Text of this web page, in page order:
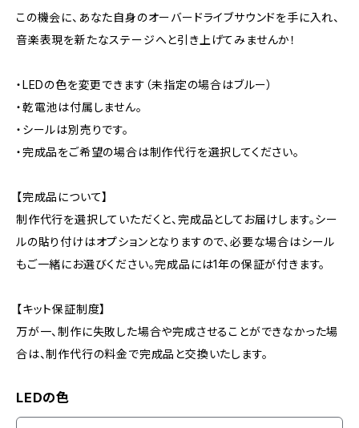
この機会に、あなた自身のオーバードライブサウンドを手に入れ、
音楽表現を新たなステージへと引き上げてみませんか！
・LEDの色を変更できます（未指定の場合はブルー）
・乾電池は付属しません。
・シールは別売りです。
・完成品をご希望の場合は制作代行を選択してください。
【完成品について】
制作代行を選択していただくと、完成品としてお届けします。シー
ルの貼り付けはオプションとなりますので、必要な場合はシール
もご一緒にお選びください。完成品には1年の保証が付きます。
【キット保証制度】
万が一、制作に失敗した場合や完成させることができなかった場
合は、制作代行の料金で完成品と交換いたします。
LEDの色